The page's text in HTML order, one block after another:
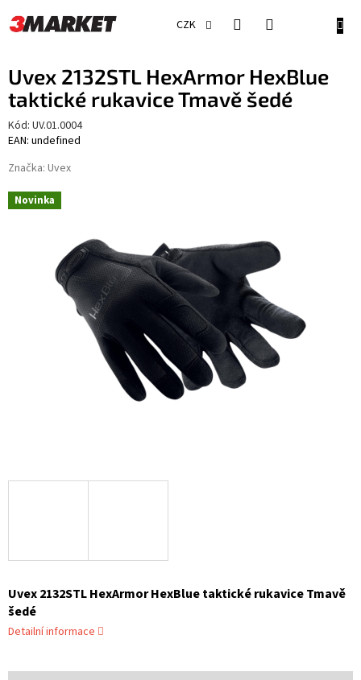
na
obsah
CZK
Uvex 2132STL HexArmor HexBlue
taktické rukavice Tmavě šedé
Kód: UV.01.0004
EAN: undefined
Značka: Uvex
Novinka
Uvex 2132STL HexArmor HexBlue taktické rukavice Tmavě
šedé
Detailní informace